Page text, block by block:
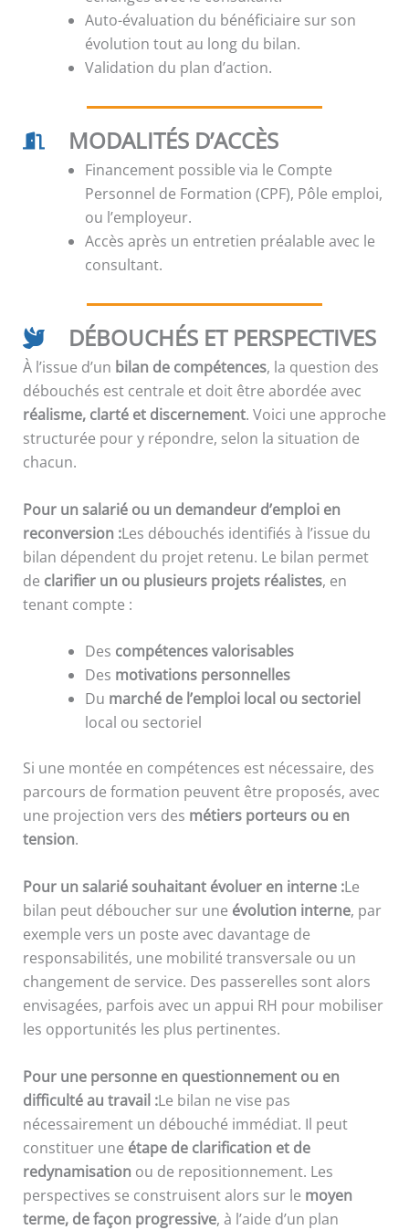
Auto-évaluation du bénéficiaire sur son
évolution tout au long du bilan.
Validation du plan d’action.
MODALITÉS D’ACCÈS
Financement possible via le Compte
Personnel de Formation (CPF), Pôle emploi,
ou l’employeur.
Accès après un entretien préalable avec le
consultant.
DÉBOUCHÉS ET PERSPECTIVES
À l’issue d’un bilan de compétences, la question des
débouchés est centrale et doit être abordée avec
réalisme, clarté et discernement. Voici une approche
structurée pour y répondre, selon la situation de
chacun.
Pour un salarié ou un demandeur d’emploi en
reconversion :Les débouchés identifiés à l’issue du
bilan dépendent du projet retenu. Le bilan permet
de clarifier un ou plusieurs projets réalistes, en
tenant compte :
Des compétences valorisables
Des motivations personnelles
Du marché de l’emploi local ou sectoriel
local ou sectoriel
Si une montée en compétences est nécessaire, des
parcours de formation peuvent être proposés, avec
une projection vers des métiers porteurs ou en
tension.
Pour un salarié souhaitant évoluer en interne :Le
bilan peut déboucher sur une évolution interne, par
exemple vers un poste avec davantage de
responsabilités, une mobilité transversale ou un
changement de service. Des passerelles sont alors
envisagées, parfois avec un appui RH pour mobiliser
les opportunités les plus pertinentes.
Pour une personne en questionnement ou en
difficulté au travail :Le bilan ne vise pas
nécessairement un débouché immédiat. Il peut
constituer une étape de clarification et de
redynamisation ou de repositionnement. Les
perspectives se construisent alors sur le moyen
terme, de façon progressive, à l’aide d’un plan